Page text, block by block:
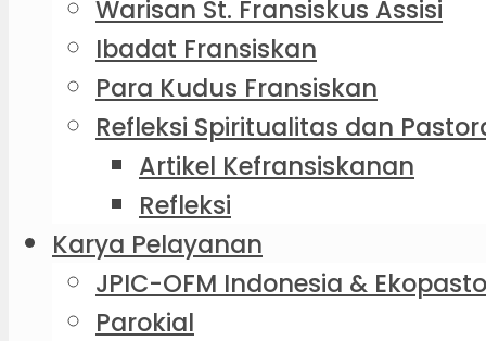
Warisan St. Fransiskus Assisi
Ibadat Fransiskan
Para Kudus Fransiskan
Refleksi Spiritualitas dan
Artikel Kefransiskanan
Refleksi
Karya Pelayanan
JPIC-OFM Indonesia &
Parokial